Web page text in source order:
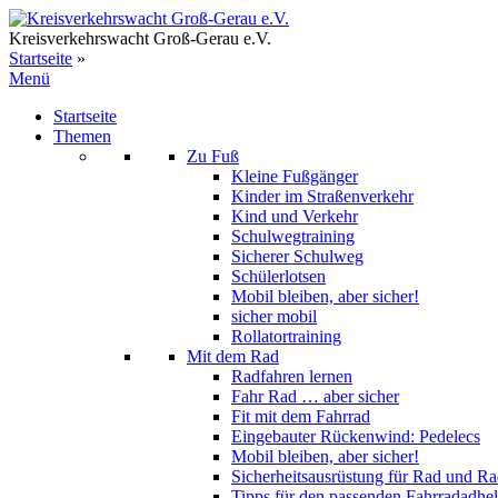
Zum
Inhalt
springen
Kreisverkehrswacht Groß-Gerau e.V.
Startseite »
Menü
Startseite
Themen
Zu Fuß
Kleine Fußgänger
Kinder im Straßenverkehr
Kind und Verkehr
Schulwegtraining
Sicherer Schulweg
Schülerlotsen
Mobil bleiben, aber sicher!
sicher mobil
Rollatortraining
Mit dem Rad
Radfahren lernen
Fahr Rad … aber sicher
Fit mit dem Fahrrad
Eingebauter Rückenwind: Pedelecs
Mobil bleiben, aber sicher!
Sicherheitsausrüstung für Rad und